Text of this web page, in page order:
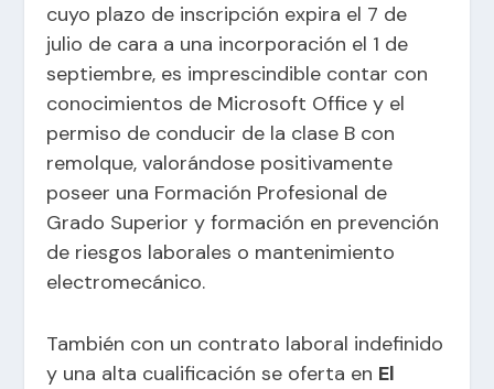
cuyo plazo de inscripción expira el 7 de
julio de cara a una incorporación el 1 de
septiembre, es imprescindible contar con
conocimientos de Microsoft Office y el
permiso de conducir de la clase B con
remolque, valorándose positivamente
poseer una Formación Profesional de
Grado Superior y formación en prevención
de riesgos laborales o mantenimiento
electromecánico.
También con un contrato laboral indefinido
y una alta cualificación se oferta en El